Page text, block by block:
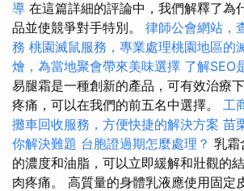
導 在這篇詳細的評論中，我們解釋了為
品並使競爭對手特別。 律師公會網站，
務 桃園滅鼠服務，專業處理桃園地區的
燴，為當地聚會帶來美味選擇 了解SEO
易腿霜是一種創新的產品，可有效治療
疼痛，可以在我們的前五名中選擇。 工
攤車回收服務，方便快捷的解決方案 苗
你解決難題 台胞證過期怎麼處理？ 乳霜
的濃度和油脂，可以立即緩解和壯觀的
肉疼痛。 高質量的身體乳液應使用固定